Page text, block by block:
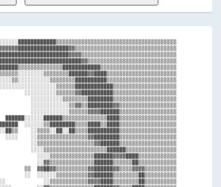
░░░░░░░░░░▒▒▒▒▒▒▓▓██████████▒▒▒▒▒▒▒▒▒▒▒▒▒▒▒▒▒▒▒▒
░░░░░░░░░░▒▒▒▒▒▒▒▒████████▒▒▒▒▒▒▒▒▒▒▒▒▒▒▒▒▒▒▒▒
░░░░░░░░░░░░▒▒▓▓▒▒████████▓▓▒▒▒▒▒▒▒▒▒▒▒▒▒▒▒▒▒▒
░░░░░░░░░░░░▒▒▒▒▒▒▓▓▓▓██████▒▒▒▒▒▒▒▒▒▒▒▒▒▒▒▒▒▒
░░░░░░▒▒████████▒▒▒▒████▒▒████▒▒▒▒▒▒▒▒▒▒▒▒▒▒▒▒▒▒
░░▒▒▒▒░░██░░██▒▒▒▒██████████▒▒▒▒▒▒▒▒▒▒▒▒▒▒▒▒▒▒
░░░░    ░░▒▒▒▒▒▒▒▒▒▒▒▒▒▒▒▒▓▓████████▒▒▒▒▒▒▒▒▒▒▒▒▒▒▒▒▒▒
░░▒▒▒▒▒▒▒▒▒▒▒▒▒▒▒▒▒▒▓▓██████▒▒▒▒▒▒▒▒▒▒▒▒▒▒▒▒▒▒
░░░░▒▒▒▒▒▒▒▒▒▒▒▒▒▒▒▒▒▒▒▒██████▒▒▒▒▒▒▒▒▒▒▒▒▒▒▒▒
░░░░▒▒▒▒▒▒▒▒▒▒▒▒▒▒██████▓▓▓▓████▒▒▒▒▒▒▒▒▒▒▒▒
░░▓▓▒▒▒▒▒▒▒▒▒▒▒▒▒▒██████▒▒▒▒▒▒██▒▒▒▒▒▒▒▒▒▒▒▒
▒▒  ▓▓██▓▓▒▒▒▒▒▒▒▒▒▒▓▓██████▓▓▒▒▒▒▓▓▓▓▒▒▒▒▒▒▒▒▒▒
░░  ░░░░░░▒▒▒▒▒▒▒▒▒▒▓▓██████▒▒▒▒▒▒▒▒██▒▒▒▒▒▒▒▒▒▒
░░▒▒▒▒▒▒▒▒▒▒▒▒▓▓▓▓████▒▒▒▒▒▒▒▒██▒▒▒▒▒▒▒▒▒▒